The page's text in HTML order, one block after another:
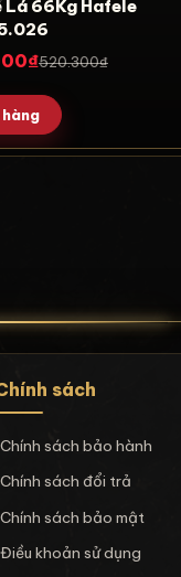
Lá 66Kg Hafele
520.300₫
hàng
sách
Chính sách bảo hành
Chính sách đổi trả
Chính sách bảo mật
Điều khoản sử dụng